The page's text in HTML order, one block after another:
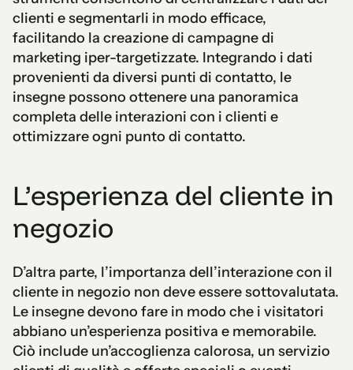
clienti e segmentarli in modo efficace,
facilitando la creazione di campagne di
marketing iper-targetizzate. Integrando i dati
provenienti da diversi punti di contatto, le
insegne possono ottenere una panoramica
completa delle interazioni con i clienti e
ottimizzare ogni punto di contatto.
L’esperienza del cliente in
negozio
D’altra parte, l’importanza dell’interazione con il
cliente in negozio non deve essere sottovalutata.
Le insegne devono fare in modo che i visitatori
abbiano un’esperienza positiva e memorabile.
Ciò include un’accoglienza calorosa, un servizio